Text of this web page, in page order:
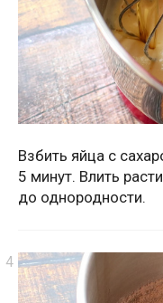
Взбить яйца с
5 минут. Влить
до однородности.